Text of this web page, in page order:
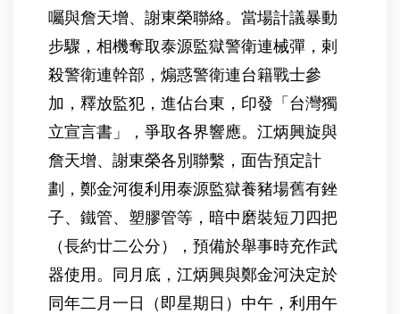
囑與詹天增、謝東榮聯絡。當場計議暴動
步驟，相機奪取泰源監獄警衛連械彈，剌
殺警衛連幹部，煽惑警衛連台籍戰士參
加，釋放監犯，進佔台東，印發「台灣獨
立宣言書」，爭取各界響應。江炳興旋與
詹天增、謝東榮各別聯繫，面告預定計
劃，鄭金河復利用泰源監獄養豬場舊有銼
子、鐵管、塑膠管等，暗中磨裝短刀四把
（長約廿二公分），預備於舉事時充作武
器使用。同月底，江炳興與鄭金河決定於
同年二月一日（即星期日）中午，利用午